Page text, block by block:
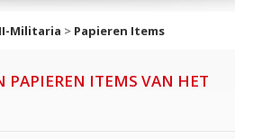
Militaria > Papieren Items
PAPIEREN ITEMS VAN HET